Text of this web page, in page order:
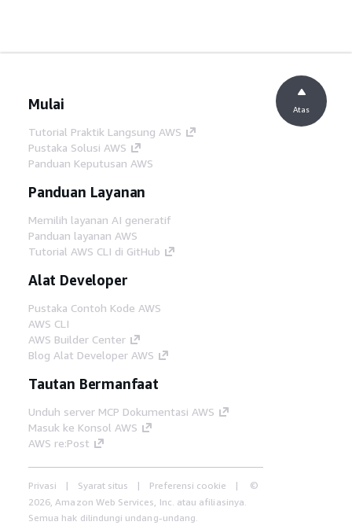
Mulai
Tutorial Praktik Langsung AWS
Pustaka Solusi AWS
Panduan Keputusan AWS
Panduan Layanan
Memilih layanan AI generatif
Panduan layanan AWS
Tutorial AWS CLI di GitHub
Alat Developer
Pustaka Contoh Kode AWS
AWS CLI
AWS Builder Center
Blog Alat Developer AWS
Tautan Bermanfaat
Unduh server MCP Dokumentasi AWS
Masuk ke Konsol AWS
AWS re:Post
Privasi Syarat situs Preferensi cookie
©
2026, Amazon Web Services, Inc. atau afiliasinya.
Semua hak dilindungi undang-undang.
Atas